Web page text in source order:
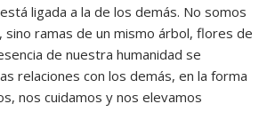
ligada a la de los demás. No somos
sino ramas de un mismo árbol, flores de
de nuestra humanidad se
relaciones con los demás, en la forma
nos cuidamos y nos elevamos